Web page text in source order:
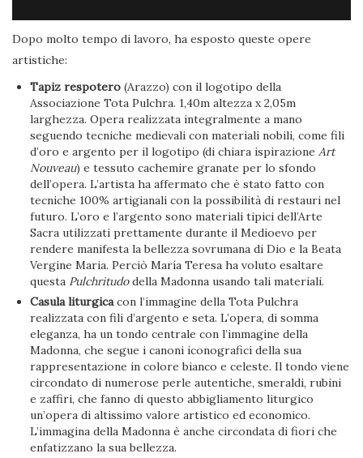
Dopo molto tempo di lavoro, ha esposto queste opere
artistiche:
Tapiz respotero (Arazzo) con il logotipo della
Associazione Tota Pulchra. 1,40m altezza x 2,05m
larghezza. Opera realizzata integralmente a mano
seguendo tecniche medievali con materiali nobili, come fili
d’oro e argento per il logotipo (di chiara ispirazioneArt
Nouveau) e tessuto cachemire granate per lo sfondo
dell’opera. L’artista ha affermato che è stato fatto con
tecniche 100% artigianali con la possibilità di restauri nel
futuro. L’oro e l’argento sono materiali tipici dell’Arte
Sacra utilizzati prettamente durante il Medioevo per
rendere manifesta la bellezza sovrumana di Dio e la Beata
Vergine Maria. Perciò María Teresa ha voluto esaltare
questa Pulchritudodella Madonna usando tali materiali.
Casula liturgicacon l’immagine della Tota Pulchra
realizzata con fili d’argento e seta. L’opera, di somma
eleganza, ha un tondo centrale con l’immagine della
Madonna, che segue i canoni iconografici della sua
rappresentazione in colore bianco e celeste. Il tondo viene
circondato di numerose perle autentiche, smeraldi, rubini
e zaffiri, che fanno di questo abbigliamento liturgico
un’opera di altissimo valore artistico ed economico.
L’immagina della Madonna è anche circondata di fiori che
enfatizzano la sua bellezza.